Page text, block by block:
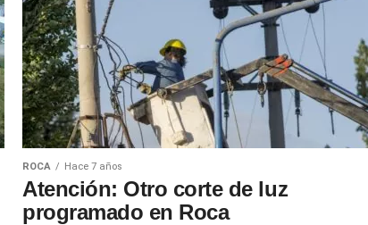
ROCA Hace 7 años
Atención: Otro corte de luz
programado en Roca